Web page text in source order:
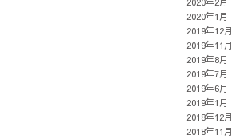
2020年1月
2019年12月
2019年11月
2019年8月
2019年7月
2019年6月
2019年1月
2018年12月
2018年11月